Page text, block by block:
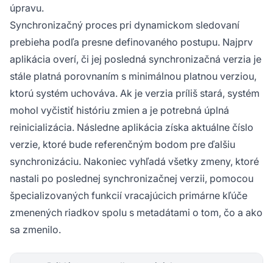
úpravu.
Synchronizačný proces pri dynamickom sledovaní
prebieha podľa presne definovaného postupu. Najprv
aplikácia overí, či jej posledná synchronizačná verzia je
stále platná porovnaním s minimálnou platnou verziou,
ktorú systém uchováva. Ak je verzia príliš stará, systém
mohol vyčistiť históriu zmien a je potrebná úplná
reinicializácia. Následne aplikácia získa aktuálne číslo
verzie, ktoré bude referenčným bodom pre ďalšiu
synchronizáciu. Nakoniec vyhľadá všetky zmeny, ktoré
nastali po poslednej synchronizačnej verzii, pomocou
špecializovaných funkcií vracajúcich primárne kľúče
zmenených riadkov spolu s metadátami o tom, čo a ako
sa zmenilo.